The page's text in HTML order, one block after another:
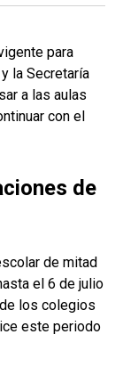
para
la Secretaría
a las aulas
con el
de
de mitad
el 6 de julio
los colegios
este periodo